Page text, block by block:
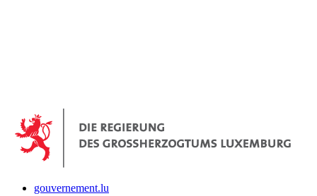
gouvernement.lu